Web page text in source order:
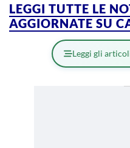
LEGGI TUTTE LE
AGGIORNATE SU
Leggi gli